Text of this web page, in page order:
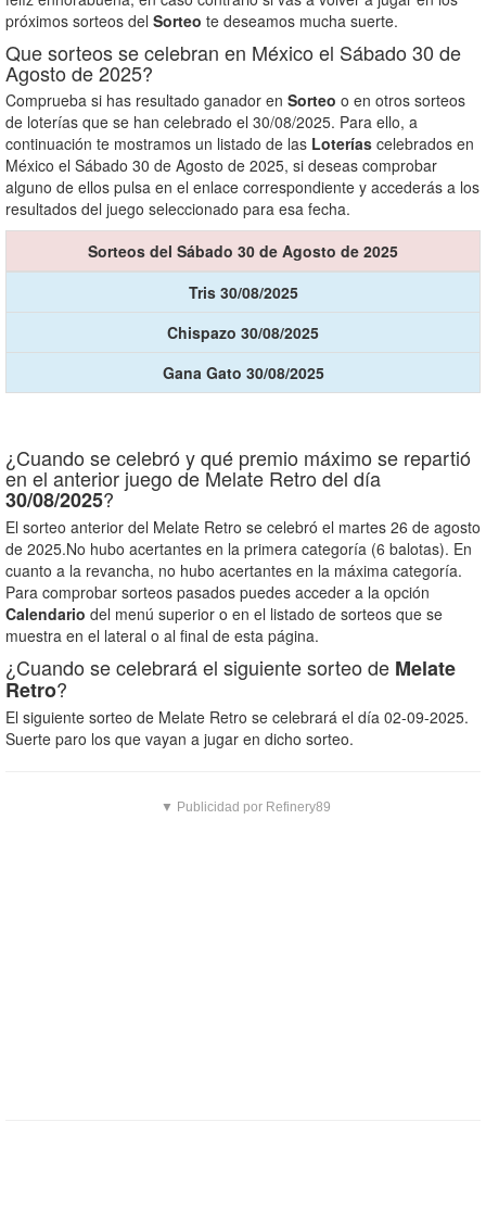
próximos sorteos del Sorteo te deseamos mucha suerte.
Que sorteos se celebran en México el Sábado 30 de
Agosto de 2025?
Comprueba si has resultado ganador en Sorteo o en otros sorteos
de loterías que se han celebrado el 30/08/2025. Para ello, a
continuación te mostramos un listado de las Loterías celebrados en
México el Sábado 30 de Agosto de 2025, si deseas comprobar
alguno de ellos pulsa en el enlace correspondiente y accederás a los
resultados del juego seleccionado para esa fecha.
Sorteos del Sábado 30 de Agosto de 2025
Tris 30/08/2025
Chispazo 30/08/2025
Gana Gato 30/08/2025
¿Cuando se celebró y qué premio máximo se repartió
en el anterior juego de Melate Retro del día
30/08/2025?
El sorteo anterior del Melate Retro se celebró el martes 26 de agosto
de 2025.No hubo acertantes en la primera categoría (6 balotas). En
cuanto a la revancha, no hubo acertantes en la máxima categoría.
Para comprobar sorteos pasados puedes acceder a la opción
Calendario del menú superior o en el listado de sorteos que se
muestra en el lateral o al final de esta página.
¿Cuando se celebrará el siguiente sorteo de Melate
Retro?
El siguiente sorteo de Melate Retro se celebrará el día 02-09-2025.
Suerte paro los que vayan a jugar en dicho sorteo.
▼ Publicidad por Refinery89